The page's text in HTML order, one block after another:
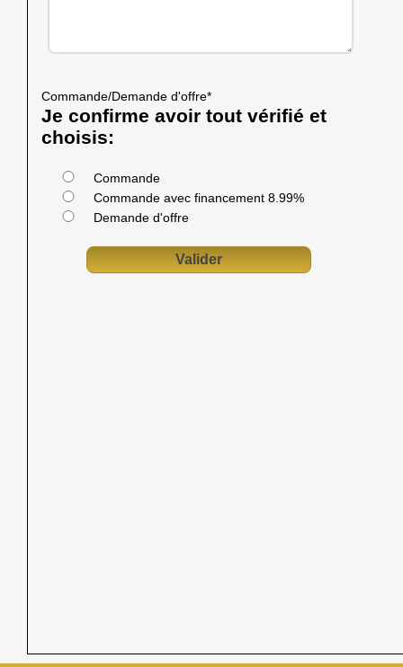
Commande/Demande d'offre*
Je confirme avoir tout vérifié et
choisis:
Commande
Commande avec financement 8.99%
Demande d'offre